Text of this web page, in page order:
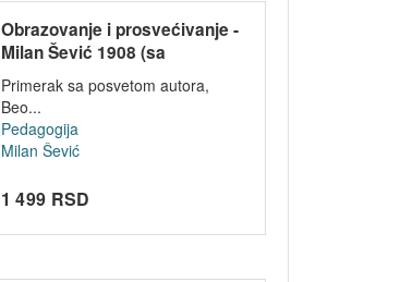
Obrazovanje i prosvećivanje -
Milan Šević 1908 (sa
posvetom)
Primerak sa posvetom autora,
Beo...
Pedagogija
Milan Šević
1 499 RSD